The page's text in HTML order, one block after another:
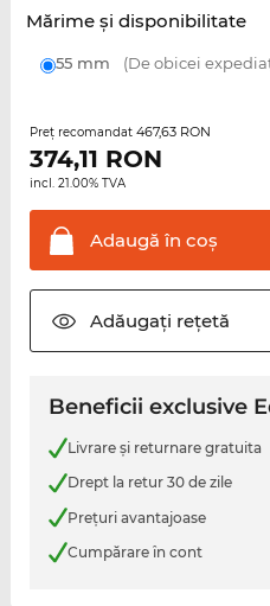
Mărime şi disponibilitate
55 mm (De obicei
Preţ recomandat 467,63 RON
374,11 RON
incl. 21.00% TVA
Adaugă în coş
Adăugați rețetă
Beneficii exclusive
Livrare şi returnare gratuita
Drept la retur 30 de zile
Preţuri avantajoase
Cumpărare în cont